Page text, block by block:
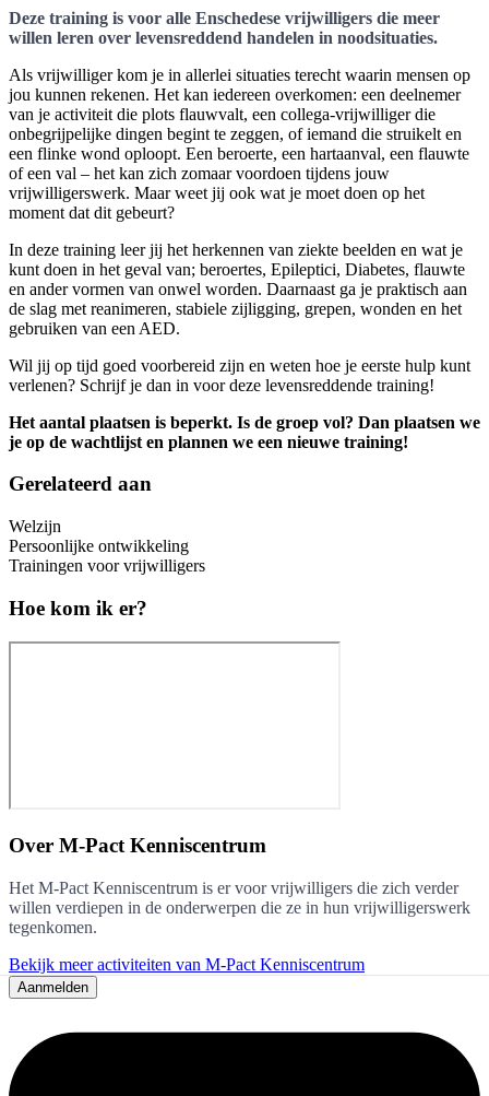
Deze training is voor alle Enschedese vrijwilligers die meer
willen leren over levensreddend handelen in noodsituaties.
Als vrijwilliger kom je in allerlei situaties terecht waarin mensen op
jou kunnen rekenen. Het kan iedereen overkomen: een deelnemer
van je activiteit die plots flauwvalt, een collega-vrijwilliger die
onbegrijpelijke dingen begint te zeggen, of iemand die struikelt en
een flinke wond oploopt. Een beroerte, een hartaanval, een flauwte
of een val – het kan zich zomaar voordoen tijdens jouw
vrijwilligerswerk. Maar weet jij ook wat je moet doen op het
moment dat dit gebeurt?
In deze training leer jij het herkennen van ziekte beelden en wat je
kunt doen in het geval van; beroertes, Epileptici, Diabetes, flauwte
en ander vormen van onwel worden. Daarnaast ga je praktisch aan
de slag met reanimeren, stabiele zijligging, grepen, wonden en het
gebruiken van een AED.
Wil jij op tijd goed voorbereid zijn en weten hoe je eerste hulp kunt
verlenen? Schrijf je dan in voor deze levensreddende training!
Het aantal plaatsen is beperkt. Is de groep vol? Dan plaatsen we
je op de wachtlijst en plannen we een nieuwe training!
Gerelateerd aan
Welzijn
Persoonlijke ontwikkeling
Trainingen voor vrijwilligers
Hoe kom ik er?
Over M-Pact Kenniscentrum
Het M-Pact Kenniscentrum is er voor vrijwilligers die zich verder
willen verdiepen in de onderwerpen die ze in hun vrijwilligerswerk
tegenkomen.
Bekijk meer activiteiten van M-Pact Kenniscentrum
Aanmelden